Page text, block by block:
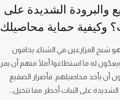
والبرودة الشديدة على
وكيفية حماية محاصيلك
شبح المزارعين في الشتاء، يخافون
له ما استطاعوا أملًا منهم أن يمر
أن يأخذ محاصيلهم. فأضرار الصقيع
الشديدة على النبات أخطر مما تتخيل…